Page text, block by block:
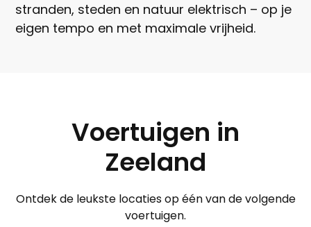
stranden, steden en natuur elektrisch – op je
eigen tempo en met maximale vrijheid.
Voertuigen in
Zeeland
Ontdek de leukste locaties op één van de volgende
voertuigen.